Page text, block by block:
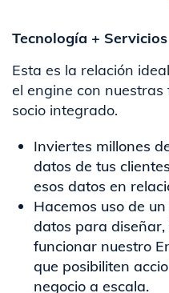
Tecnología + Servicios
Esta es la relación
el engine con
socio integrado.
Inviertes millones
datos de tus
esos datos en
Hacemos uso de
datos para
funcionar nuestro
que posibiliten
negocio a escala.​